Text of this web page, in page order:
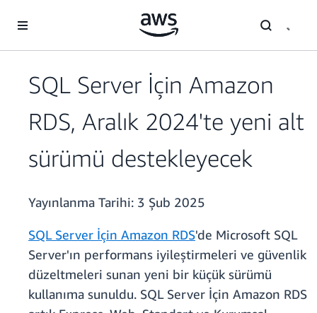
SQL Server İçin Amazon
RDS, Aralık 2024'te yeni alt
sürümü destekleyecek
Yayınlanma Tarihi: 3 Şub 2025
SQL Server İçin Amazon RDS'de Microsoft SQL
Server'ın performans iyileştirmeleri ve güvenlik
düzeltmeleri sunan yeni bir küçük sürümü
kullanıma sunuldu. SQL Server İçin Amazon RDS